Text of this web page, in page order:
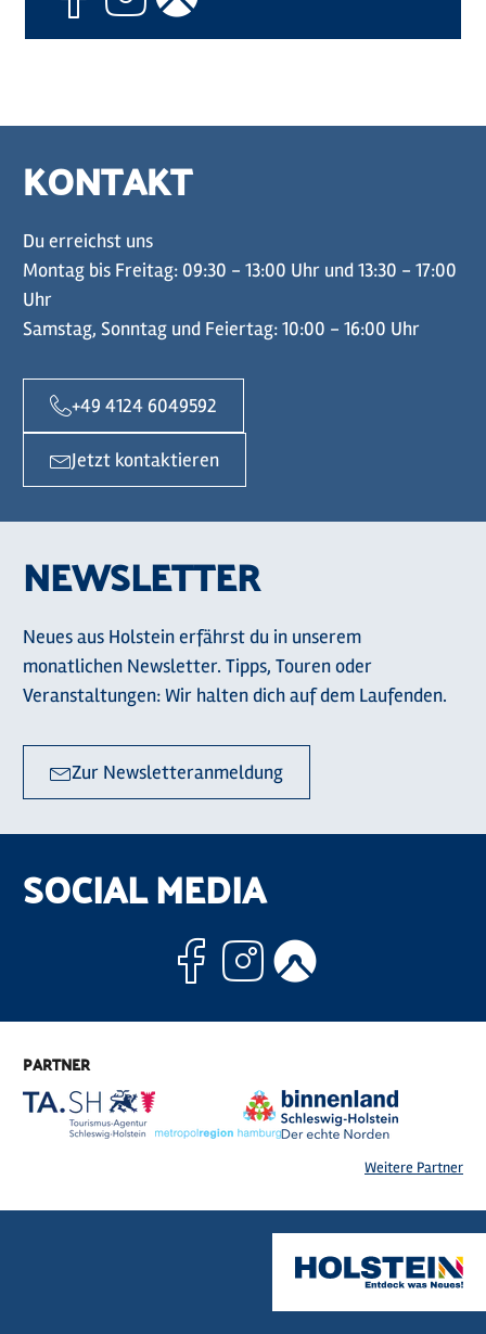
KONTAKT
Du erreichst uns
Montag bis Freitag: 09:30 - 13:00 Uhr und 13:30 - 17:00
Uhr
Samstag, Sonntag und Feiertag: 10:00 - 16:00 Uhr
+49 4124 6049592
Jetzt kontaktieren
NEWSLETTER
Neues aus Holstein erfährst du in unserem
monatlichen Newsletter. Tipps, Touren oder
Veranstaltungen: Wir halten dich auf dem Laufenden.
Zur Newsletteranmeldung
SOCIAL MEDIA
Facebook
Instagram
PARTNER
Weitere Partner